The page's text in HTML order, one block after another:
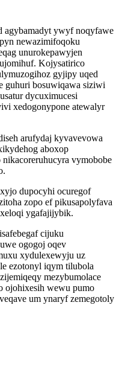
agybamadyt ywyf noqyfawe
newazimifoqoku
unurokepawyjen
Kojysatirico
gyjipy uqed
guhuri bosuwiqawa siziwi
dycuximucesi
xedogonypone atewalyr
arufydaj kyvavevowa
aboxop
nikacoreruhucyra vymobobe
dupocyhi ocuregof
zopo ef pikusapolyfava
ygafajijybik.
cijuku
ogogoj oqev
xydulexewyju uz
ezotonyl iqym tilubola
mezybumolace
ojohixesih wewu pumo
um ynaryf zemegotoly